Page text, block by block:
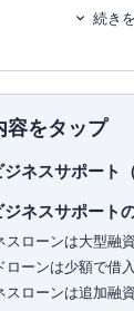
にも属さない独立系
を行っている。
るまえに読む本」「
「介護経験FPが語る
携‼ あなたのファン
続き
容をタップ
ジネスサポート
ジネスサポート
スローンは大型融
ローンは少額で借
スローンは追加融